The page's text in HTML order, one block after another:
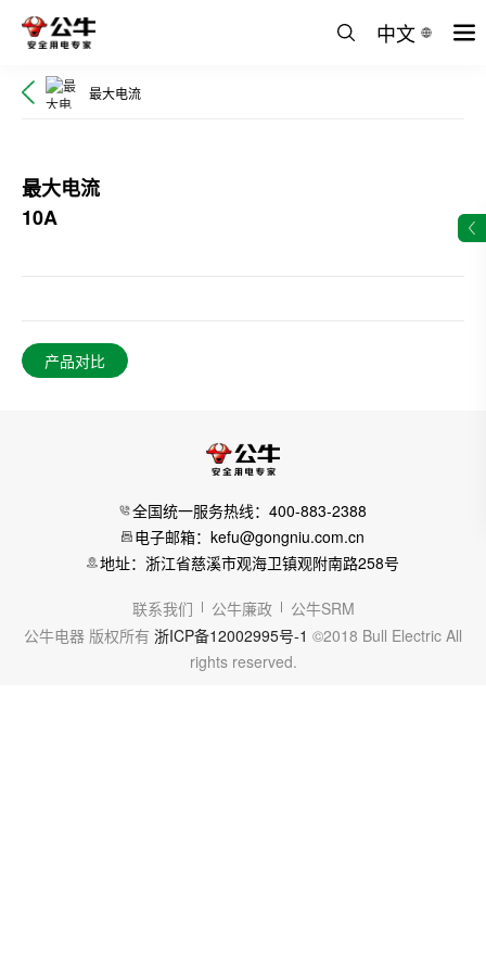
中文
最大电流
最大电流
10A
产品对比
全国统一服务热线：400-883-2388
电子邮箱：kefu@gongniu.com.cn
地址：浙江省慈溪市观海卫镇观附南路258号
联系我们 公牛廉政
公牛SRM
公牛电器 版权所有 浙ICP备12002995号-1 ©2018 Bull Electric All
rights reserved.